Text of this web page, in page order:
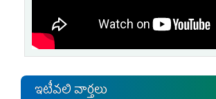
ఇటీవలి వార్తలు